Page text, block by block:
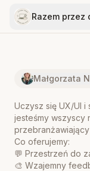
Razem przez
Małgorzata
Uczysz się UX/UI
jesteśmy wszyscy
Co oferujemy:
💬 Przestrzeń do
🎨 Wzajemny